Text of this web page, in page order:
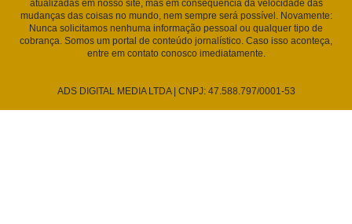
atualizadas em nosso site, mas em consequência da velocidade das
mudanças das coisas no mundo, nem sempre será possível. Novamente:
Nunca solicitamos nenhuma informação pessoal ou qualquer tipo de
cobrança. Somos um portal de conteúdo jornalístico. Caso isso aconteça,
entre em contato conosco imediatamente.
ADS DIGITAL MEDIA LTDA | CNPJ: 47.588.797/0001-53